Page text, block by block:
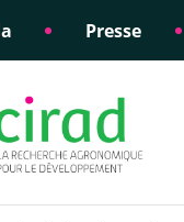
Presse
Appui à la
scientifique
sociétale